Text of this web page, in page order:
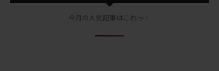
今月の人気記事はこれっ！